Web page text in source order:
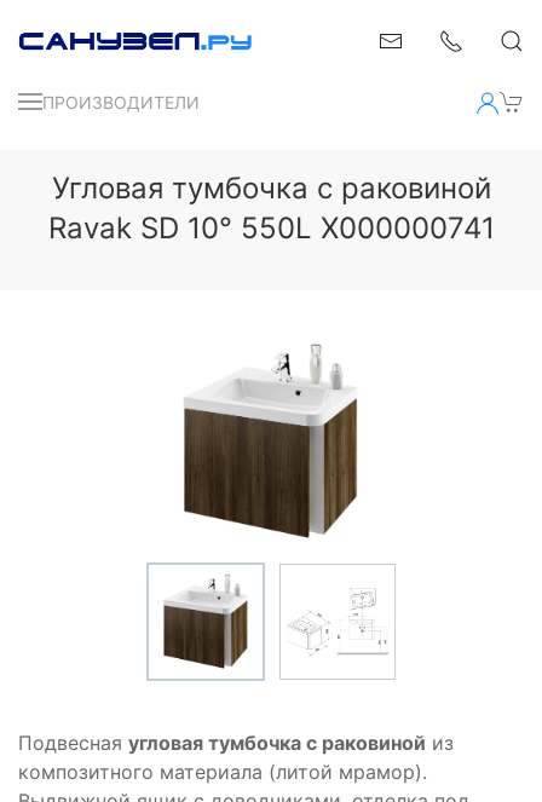
ПРОИЗВОДИТЕЛИ
Угловая тумбочка с раковиной
Ravak SD 10° 550L X000000741
Подвесная угловая тумбочка с раковиной из
композитного материала (литой мрамор).